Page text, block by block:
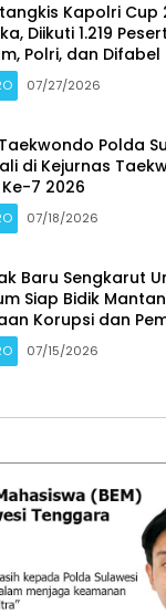
Kapolri Cup
Diikuti 1.219
Polri, dan Difabel
07/27/2026
Polda
di Kejurnas
7 2026
07/18/2026
Baru Sengkarut
Siap Bidik
Korupsi dan
07/15/2026